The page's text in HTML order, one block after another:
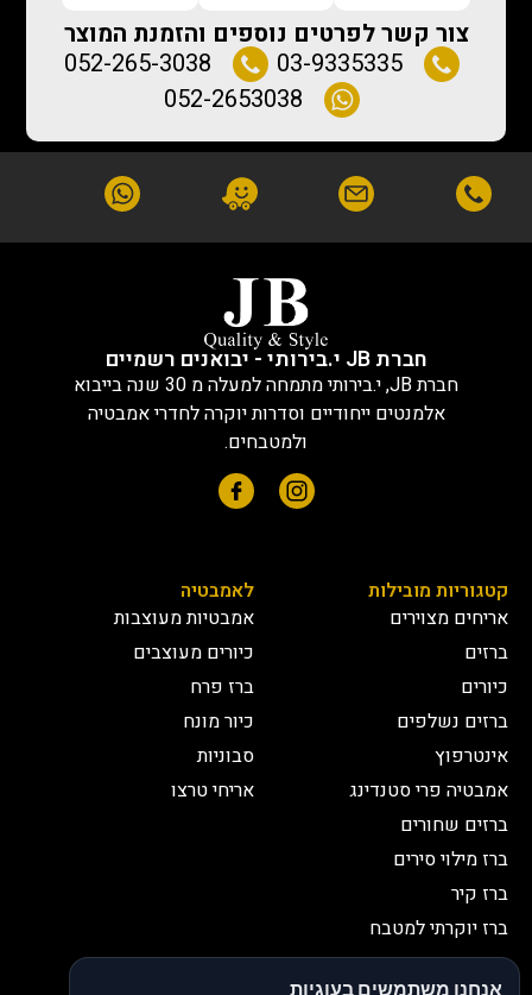
צור קשר לפרטים נוספים והזמנת המוצר
03-9335335
052-265-3038
052-2653038
חברת JB י.בירותי - יבואנים רשמיים
חברת JB, י.בירותי מתמחה למעלה מ 30 שנה בייבוא
אלמנטים ייחודיים וסדרות יוקרה לחדרי אמבטיה
ולמטבחים.
קטגוריות מובילות
אריחים מצוירים
ברזים
כיורים
ברזים נשלפים
אינטרפוץ
אמבטיה פרי סטנדינג
ברזים שחורים
ברז מילוי סירים
ברז קיר
ברז יוקרתי למטבח
לאמבטיה
אמבטיות מעוצבות
כיורים מעוצבים
ברז פרח
כיור מונח
סבוניות
אריחי טרצו
יצירת קשר
אנחנו משתמשים בעוגיות